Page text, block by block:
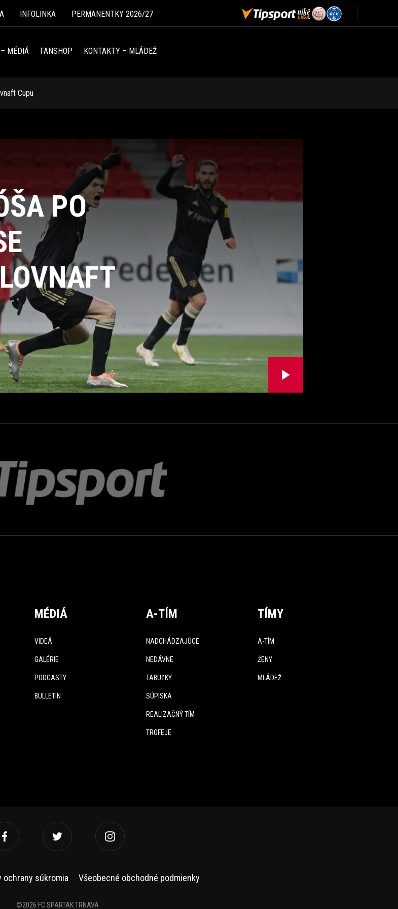
INFOLINKA PERMANENTKY 2026/27
MÉDIÁ FANSHOP KONTAKTY – MLÁDEŽ
Cupu
PO
MÉDIÁ
VIDEÁ
GALÉRIE
PODCASTY
BULLETIN
A-TÍM
NADCHÁDZAJÚCE
NEDÁVNE
TABUĽKY
SÚPISKA
REALIZAČNÝ TÍM
TROFEJE
TÍMY
A-TÍM
ŽENY
MLÁDEŽ
ochrany súkromia Všeobecné obchodné podmienky
©2026 FC SPARTAK TRNAVA